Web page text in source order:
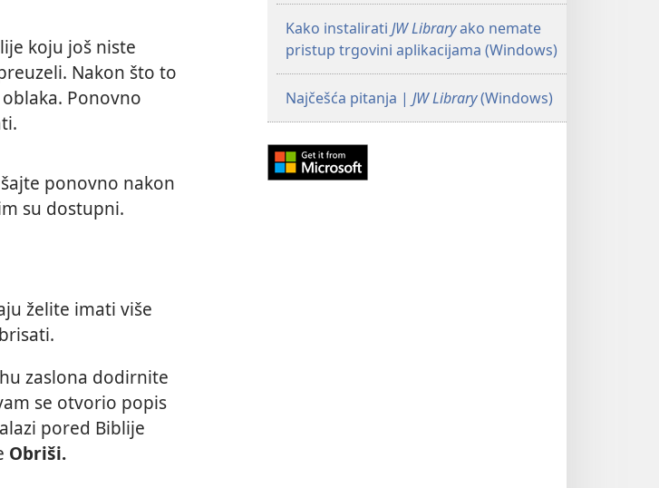
koju još niste
Nakon što to
Ponovno
ponovno nakon
su dostupni.
želite imati više
zaslona dodirnite
se otvorio popis
pored Biblije
Obriši.
Kako instalirati JW Libraryako nemate
pristup trgovini aplikacijama (Windows)
Najčešća pitanja | JW Library(Windows)
Download
from